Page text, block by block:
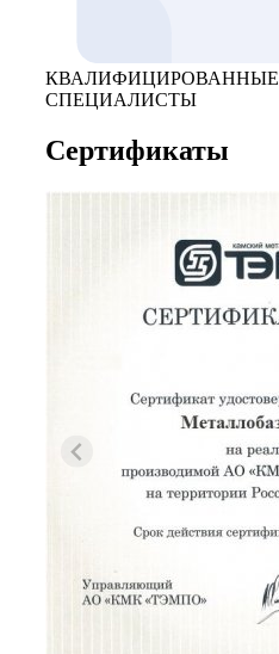
КВАЛИФИЦИРОВАННЫЕ
СПЕЦИАЛИСТЫ
Сертификаты